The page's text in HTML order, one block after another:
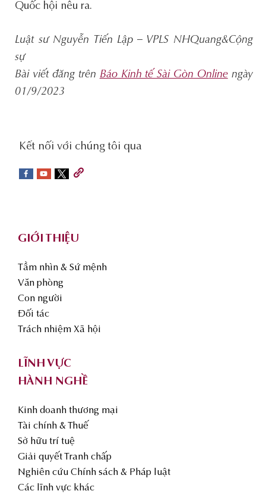
Quốc hội nêu ra.
Luật sư Nguyễn Tiến Lập – VPLS NHQuang&Cộng
sự
Bài viết đăng trên Báo Kinh tế Sài Gòn Onlinengày
01/9/2023
social-
sidebar
Kết nối với chúng tôi qua
GIỚI THIỆU
Tầm nhìn & Sứ mệnh
Văn phòng
Con người
Đối tác
Trách nhiệm Xã hội
LĨNH VỰC
HÀNH NGHỀ
Kinh doanh thương mại
Tài chính & Thuế
Sở hữu trí tuệ
Giải quyết Tranh chấp
Nghiên cứu Chính sách & Pháp luật
Các lĩnh vực khác